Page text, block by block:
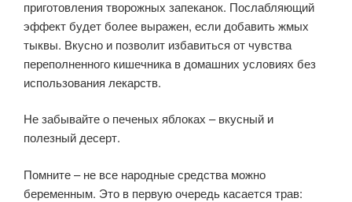
приготовления творожных запеканок. Послабляющий
эффект будет более выражен, если добавить жмых
тыквы. Вкусно и позволит избавиться от чувства
переполненного кишечника в домашних условиях без
использования лекарств.
Не забывайте о печеных яблоках – вкусный и
полезный десерт.
Помните – не все народные средства можно
беременным. Это в первую очередь касается трав: